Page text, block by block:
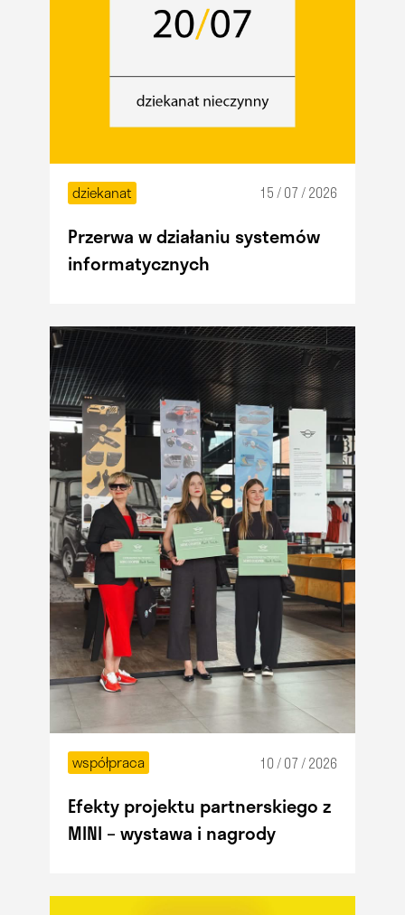
dziekanat 15 / 07 / 2026
Przerwa w działaniu systemów
informatycznych
współpraca 10 / 07 / 2026
Efekty projektu partnerskiego z
MINI – wystawa i nagrody